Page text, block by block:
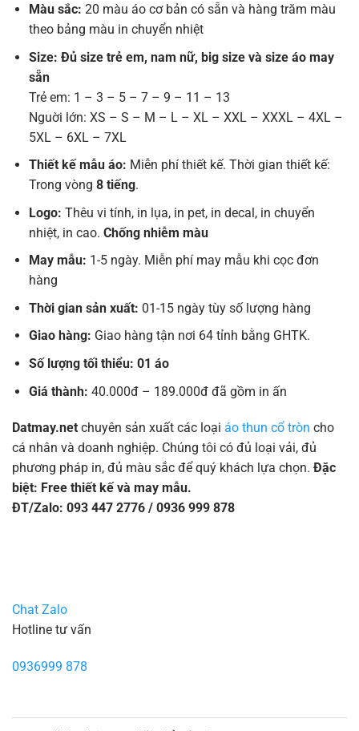
Màu sắc: 20 màu áo cơ bản có sẵn và hàng trăm màu
theo bảng màu in chuyển nhiệt
Size: Đủ size trẻ em, nam nữ, big size và size áo may
sẵn
Trẻ em: 1 – 3 – 5 – 7 – 9 – 11 – 13
Nguời lớn: XS – S – M – L – XL – XXL – XXXL – 4XL –
5XL – 6XL – 7XL
Thiết kế mẫu áo: Miễn phí thiết kế. Thời gian thiết kế:
Trong vòng 8 tiếng.
Logo: Thêu vi tính, in lụa, in pet, in decal, in chuyển
nhiệt, in cao. Chống nhiễm màu
May mẫu: 1-5 ngày. Miễn phí may mẫu khi cọc đơn
hàng
Thời gian sản xuất: 01-15 ngày tùy số lượng hàng
Giao hàng: Giao hàng tận nơi 64 tỉnh bằng GHTK.
Số lượng tối thiểu: 01 áo
Giá thành: 40.000đ – 189.000đ đã gồm in ấn
Datmay.net chuyên sản xuất các loại áo thun cổ tròn cho
cá nhân và doanh nghiệp. Chúng tôi có đủ loại vải, đủ
phương pháp in, đủ màu sắc để quý khách lựa chọn. Đặc
biệt: Free thiết kế và may mẫu.
ĐT/Zalo: 093 447 2776 / 0936 999 878
Chat Zalo
Hotline tư vấn
0936999 878